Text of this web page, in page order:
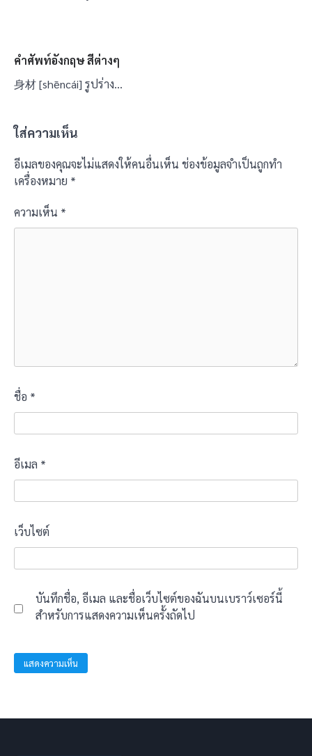
คำศัพท์อังกฤษ สีต่างๆ
身材 [shēncái] รูปร่าง…
ใส่ความเห็น
อีเมลของคุณจะไม่แสดงให้คนอื่นเห็น ช่องข้อมูลจำเป็นถูกทำ
เครื่องหมาย *
ความเห็น *
ชื่อ *
อีเมล *
เว็บไซต์
บันทึกชื่อ, อีเมล และชื่อเว็บไซต์ของฉันบนเบราว์เซอร์นี้
สำหรับการแสดงความเห็นครั้งถัดไป